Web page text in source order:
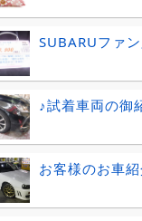
SUBARUファ
♪試着車両の御
お客様のお車